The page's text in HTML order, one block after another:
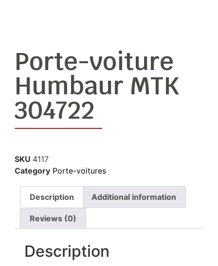
Porte-voiture
Humbaur MTK
304722
SKU 4117
Category Porte-voitures
Description Additional information
Reviews (0)
Description